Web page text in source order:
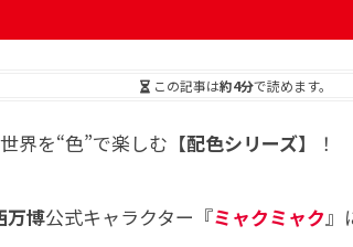
この記事は約4分で読めます。
界を“色”で楽しむ【配色シリーズ】！
万博公式キャラクター『ミャクミャク』